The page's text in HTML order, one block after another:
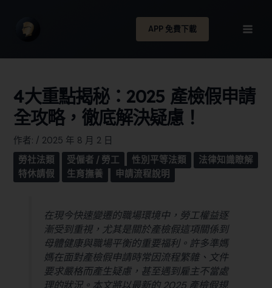
APP 免費下載
4大重點揭秘：2025 產檢假申請
全攻略，徹底解決疑慮！
作者: / 2025 年 8 月 2 日
勞社法類
受僱者 / 勞工 性別平等法類
法律知識瞭解
特休請假
生育撫養 申請流程說明
在現今快速變遷的職場環境中，勞工權益逐
漸受到重視，尤其是關於產檢假這項關係到
母體健康與職場平衡的重要福利。許多準媽
媽在面對產檢假申請時常因流程繁雜、文件
要求嚴格而產生疑慮，甚至遇到雇主不當處
理的狀況。本文將以最新的 2025 產檢假規